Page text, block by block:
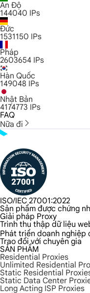
Ấn Độ
144040 IPs
Đức
1531150 IPs
Pháp
2603654 IPs
Hàn Quốc
149048 IPs
Nhật Bản
4174773 IPs
FAQ
Nữa đi
ISO/IEC 27001:2022
Sản phẩm được chứng
Giải pháp Proxy
Trình thu thập dữ liệu
Phát triển doanh nghiệp
Trao đổi với chuyên gia
SẢN PHẨM
Residential Proxies
Unlimited Residential
Static Residential
Static Data Center
Long Acting ISP Proxies